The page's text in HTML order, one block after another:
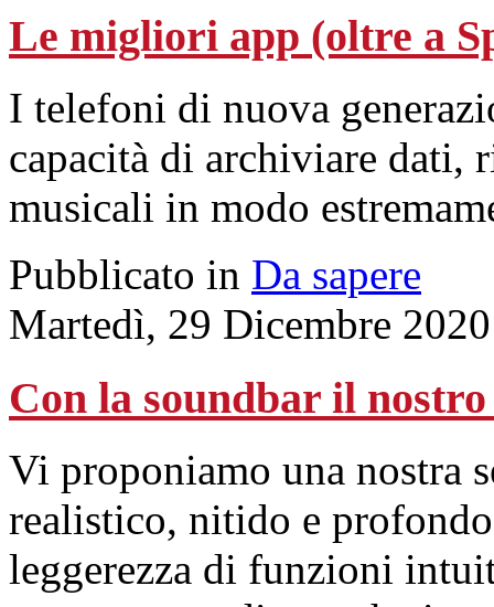
Le migliori app (oltre a
I telefoni di nuova
capacità di archiviare dati,
musicali in modo
Pubblicato in Da sapere
Martedì, 29 Dicembre
Con la soundbar il
Vi proponiamo una nostra
realistico, nitido e
leggerezza di funzioni